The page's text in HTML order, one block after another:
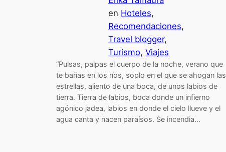
en Hoteles
Recomendaciones
Travel blogger
Turismo, Viajes
“Pulsas, palpas el cuerpo de la noche, verano que
te bañas en los ríos, soplo en el que se ahogan las
estrellas, aliento de una boca, de unos labios de
tierra. Tierra de labios, boca donde un infierno
agónico jadea, labios en donde el cielo llueve y el
agua canta y nacen paraísos. Se incendia…